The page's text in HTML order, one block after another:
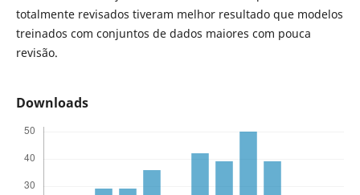
totalmente revisados tiveram melhor resultado que modelos
treinados com conjuntos de dados maiores com pouca
revisão.
Downloads